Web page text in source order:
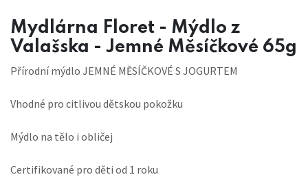
Mydlárna Floret - Mýdlo z
Valašska - Jemné Měsíčkové 65g
Přírodní mýdlo JEMNÉ MĚSÍČKOVÉ S JOGURTEM
Vhodné pro citlivou dětskou pokožku
Mýdlo na tělo i obličej
Certifikované pro děti od 1 roku